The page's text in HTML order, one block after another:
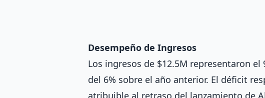
Desempeño de Ingresos
Los ingresos de $12.5M representaron
del 6% sobre el año anterior. El déficit